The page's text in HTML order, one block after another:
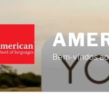
Bem-vindos